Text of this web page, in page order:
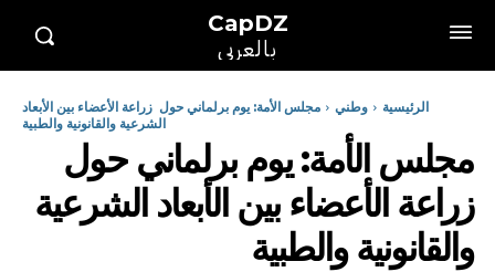
CapDZ
بالعربي
الرئيسية وطني
مجلس الأمة: يوم برلماني حول زراعة الأعضاء بين الأبعاد
الشرعية والقانونية والطبية
مجلس الأمة: يوم برلماني حول
زراعة الأعضاء بين الأبعاد الشرعية
والقانونية والطبية